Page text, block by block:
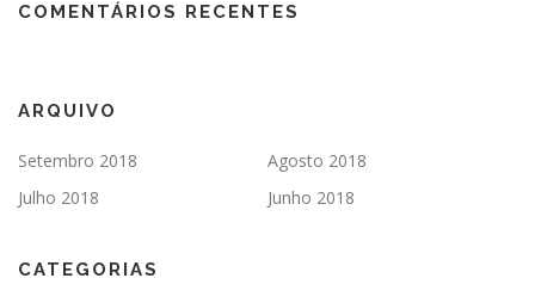
COMENTÁRIOS RECENTES
ARQUIVO
Setembro 2018
Agosto 2018
Julho 2018
Junho 2018
CATEGORIAS